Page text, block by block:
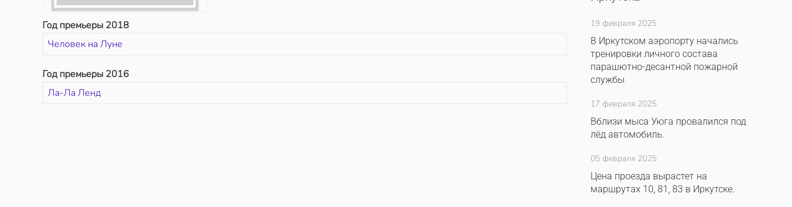
Год премьеры 2018
Человек на Луне
Год премьеры 2016
Ла-Ла Ленд
19 февраля 2025
В Иркутском аэропорту начались
тренировки личного состава
парашютно-десантной пожарной
службы
17 февраля 2025
Вблизи мыса Уюга провалился под
лёд автомобиль.
05 февраля 2025
Цена проезда вырастет на
маршрутах 10, 81, 83 в Иркутске.